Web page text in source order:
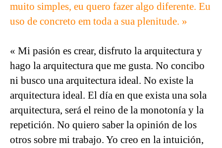
muito simples, eu quero fazer algo diferente. Eu
uso de concreto em toda a sua plenitude. »
« Mi pasión es crear, disfruto la arquitectura y
hago la arquitectura que me gusta. No concibo
ni busco una arquitectura ideal. No existe la
arquitectura ideal. El día en que exista una sola
arquitectura, será el reino de la monotonía y la
repetición. No quiero saber la opinión de los
otros sobre mi trabajo. Yo creo en la intuición,